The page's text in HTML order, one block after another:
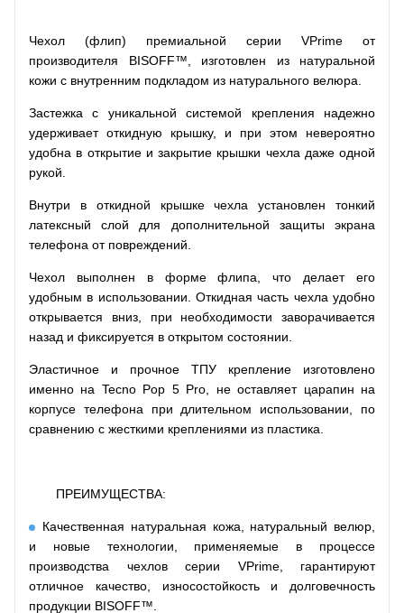
Чехол (флип) премиальной серии VPrime от
производителя BISOFF™, изготовлен из натуральной
кожи с внутренним подкладом из натурального велюра.
Застежка с уникальной системой крепления надежно
удерживает откидную крышку, и при этом невероятно
удобна в открытие и закрытие крышки чехла даже одной
рукой.
Внутри в откидной крышке чехла установлен тонкий
латексный слой для дополнительной защиты экрана
телефона от повреждений.
Чехол выполнен в форме флипа, что делает его
удобным в использовании. Откидная часть чехла удобно
открывается вниз, при необходимости заворачивается
назад и фиксируется в открытом состоянии.
Эластичное и прочное ТПУ крепление изготовлено
именно на Tecno Pop 5 Pro, не оставляет царапин на
корпусе телефона при длительном использовании, по
сравнению с жесткими креплениями из пластика.
ПРЕИМУЩЕСТВА:
Качественная натуральная кожа, натуральный велюр,
и новые технологии, применяемые в процессе
производства чехлов серии VPrime, гарантируют
отличное качество, износостойкость и долговечность
продукции BISOFF™.